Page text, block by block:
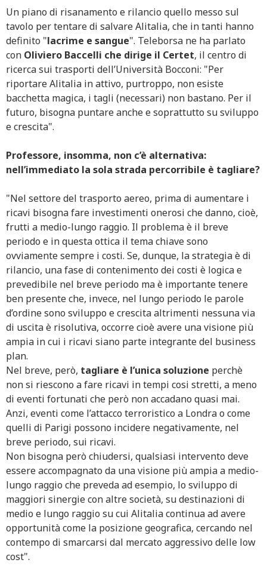
Un piano di risanamento e rilancio quello messo sul
tavolo per tentare di salvare Alitalia, che in tanti hanno
definito "lacrime e sangue". Teleborsa ne ha parlato
con Oliviero Baccelli che dirige il Certet, il centro di
ricerca sui trasporti dell’Università Bocconi: "Per
riportare Alitalia in attivo, purtroppo, non esiste
bacchetta magica, i tagli (necessari) non bastano. Per il
futuro, bisogna puntare anche e soprattutto su sviluppo
e crescita".
Professore, insomma, non c’è alternativa:
nell’immediato la sola strada percorribile è tagliare?
"Nel settore del trasporto aereo, prima di aumentare i
ricavi bisogna fare investimenti onerosi che danno, cioè,
frutti a medio-lungo raggio. Il problema è il breve
periodo e in questa ottica il tema chiave sono
ovviamente sempre i costi. Se, dunque, la strategia è di
rilancio, una fase di contenimento dei costi è logica e
prevedibile nel breve periodo ma è importante tenere
ben presente che, invece, nel lungo periodo le parole
d’ordine sono sviluppo e crescita altrimenti nessuna via
di uscita è risolutiva, occorre cioè avere una visione più
ampia in cui i ricavi siano parte integrante del business
plan.
Nel breve, però, tagliare è l’unica soluzione perchè
non si riescono a fare ricavi in tempi cosi stretti, a meno
di eventi fortunati che però non accadano quasi mai.
Anzi, eventi come l’attacco terroristico a Londra o come
quelli di Parigi possono incidere negativamente, nel
breve periodo, sui ricavi.
Non bisogna però chiudersi, qualsiasi intervento deve
essere accompagnato da una visione più ampia a medio-
lungo raggio che preveda ad esempio, lo sviluppo di
maggiori sinergie con altre società, su destinazioni di
medio e lungo raggio su cui Alitalia continua ad avere
opportunità come la posizione geografica, cercando nel
contempo di smarcarsi dal mercato aggressivo delle low
cost".